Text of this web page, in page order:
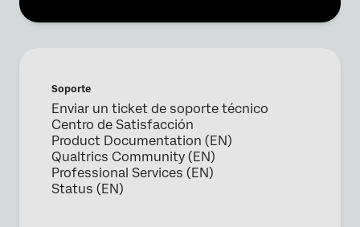
Nombre*
Apellido*
Empresa*
Puesto*
Soporte
Enviar un ticket de soporte técnico
Centro de Satisfacción
Product Documentation (EN)
Qualtrics Community (EN)
Professional Services (EN)
Status (EN)